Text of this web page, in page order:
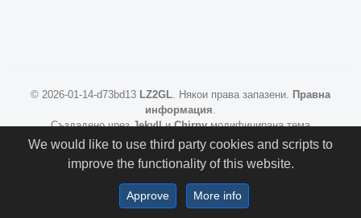
© 2026-01-14-d73bd13 LZ2GL. Някои права запазени. Правна
информация.
Създадено чрезJekyllиChirpyмодифицирана тема
We would like to use third party cookies and scripts to
improve the functionality of this website.
Approve More info